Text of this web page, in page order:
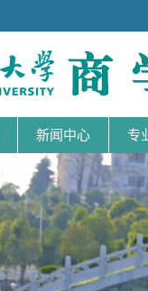
新闻中心 专